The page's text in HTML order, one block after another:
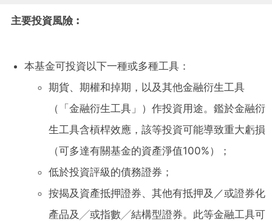
主要投資風險︰
本基金可投資以下一種或多種工具：
期貨、期權和掉期，以及其他金融衍生工具
（「金融衍生工具」）作投資用途。鑑於金融衍
生工具含槓桿效應，該等投資可能導致重大虧損
（可多達有關基金的資產淨值100%）；
低於投資評級的債務證券；
按揭及資產抵押證券、其他有抵押及／或證券化
產品及╱或指數╱結構型證券。此等金融工具可